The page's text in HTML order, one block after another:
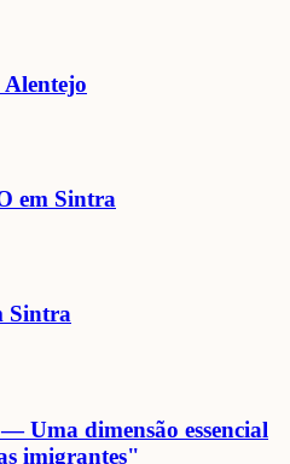
em Sintra
Sintra
Uma dimensão essencial
imigrantes"